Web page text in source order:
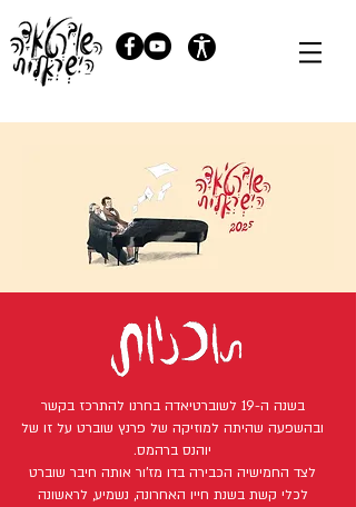
בשנה ה-19 לשוברטיאדה בחרנו להתרכז בקשר
ובהשפעה שהיתה למוזיקה של פרנץ שוברט על זו של
יוהנס ברהמס.
לצד החמישיה הכבירה בדו מז'ור אותה חיבר שוברט
לכלי קשת בשנת חייו האחרונה, נשמיע, לראשונה